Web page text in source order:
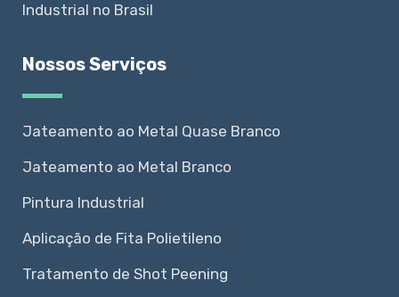
Industrial no Brasil
Nossos Serviços
Jateamento ao Metal Quase Branco
Jateamento ao Metal Branco
Pintura Industrial
Aplicação de Fita Polietileno
Tratamento de Shot Peening